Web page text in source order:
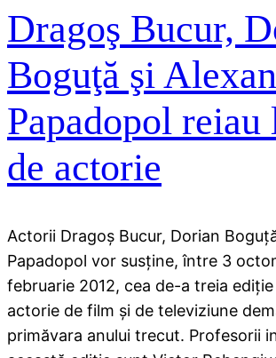
Dragoş Bucur,
Boguţă şi
Papadopol
de actorie
Actorii Dragoş Bucur, Dorian
Papadopol vor susţine, între 3
februarie 2012, cea de-a treia
actorie de film şi de televiziune
primăvara anului trecut. Profesorii